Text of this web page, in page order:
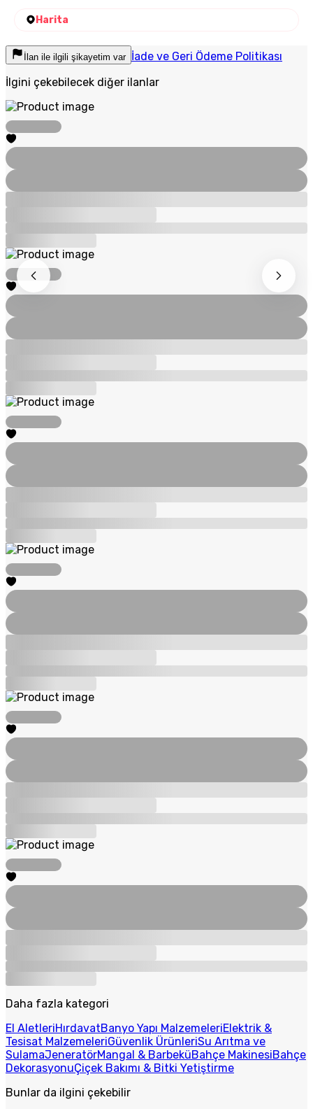
Harita
İlan ile ilgili şikayetim var İade ve Geri Ödeme Politikası
İlgini çekebilecek diğer ilanlar
Daha fazla kategori
El AletleriHırdavatBanyo Yapı MalzemeleriElektrik &
Tesisat MalzemeleriGüvenlik ÜrünleriSu Arıtma ve
SulamaJeneratörMangal & BarbeküBahçe MakinesiBahçe
DekorasyonuÇiçek Bakımı & Bitki Yetiştirme
Bunlar da ilgini çekebilir